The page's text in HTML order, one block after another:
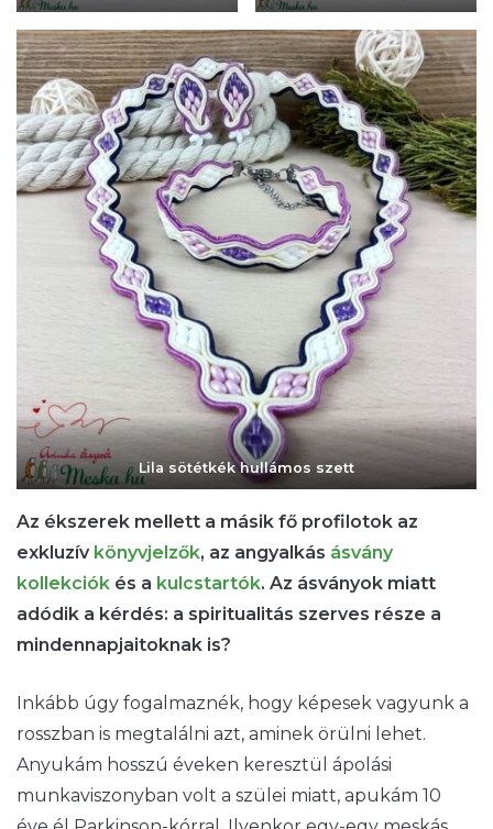
Lila sötétkék hullámos szett
Az ékszerek mellett a másik fő profilotok az
exkluzív könyvjelzők, az angyalkás ásvány
kollekciók és a kulcstartók. Az ásványok miatt
adódik a kérdés: a spiritualitás szerves része a
mindennapjaitoknak is?
Inkább úgy fogalmaznék, hogy képesek vagyunk a
rosszban is megtalálni azt, aminek örülni lehet.
Anyukám hosszú éveken keresztül ápolási
munkaviszonyban volt a szülei miatt, apukám 10